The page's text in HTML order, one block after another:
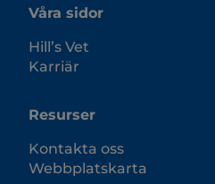
Våra sidor
Hill’s Vet
Karriär
Resurser
Kontakta oss
Webbplatskarta